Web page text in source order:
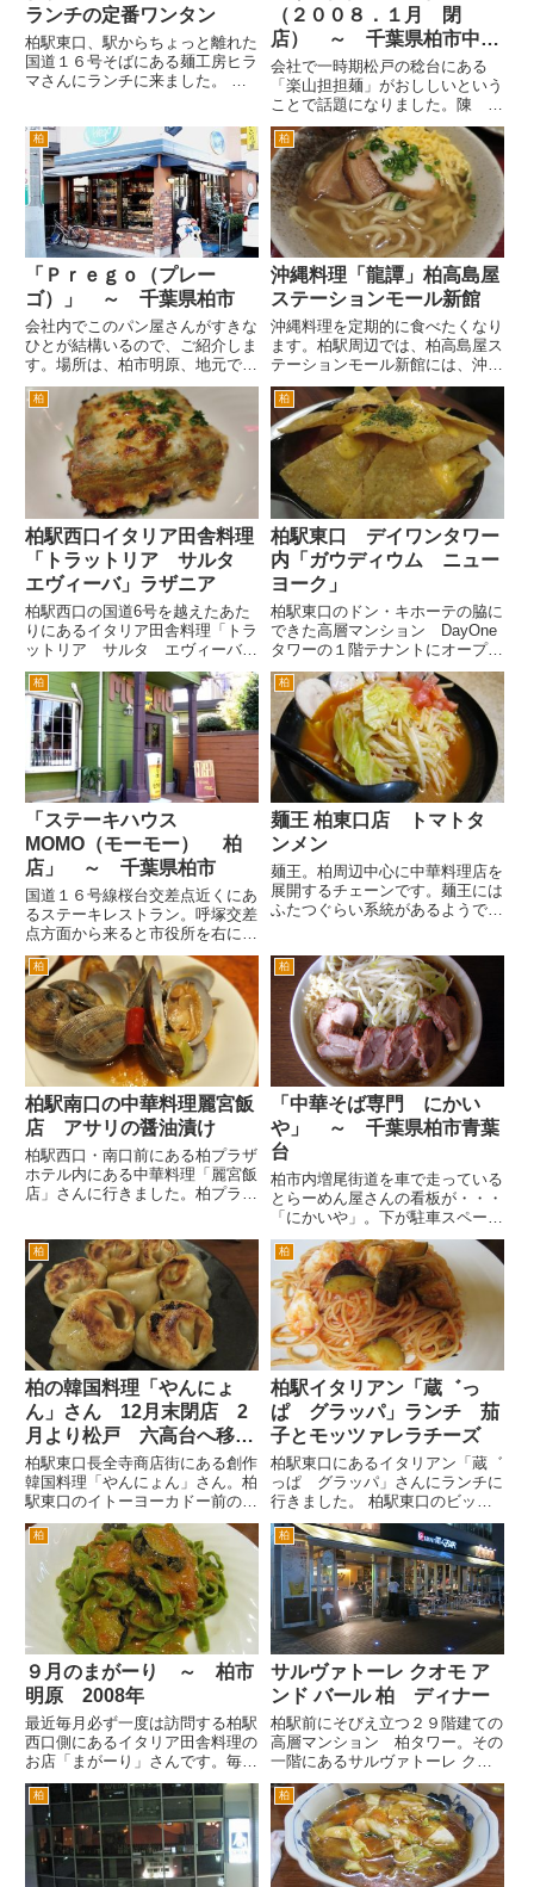
ランチの定番ワンタン
柏駅東口、駅からちょっと離れた
国道１６号そばにある麺工房ヒラ
マさんにランチに来ました。 国
柏メガロスの斜め前あたりです。
道路の角にあり、間口がそんな
に広くないので、車で走ってい...
（２００８．１月 閉
店） ～ 千葉県柏市中新
宿
会社で一時期松戸の稔台にある
「楽山担担麺」がおししいという
ことで話題になりました。陳 健
一氏のお店「四川飯店」の担担麺
の味に近いというのが理由でし
た。 そんな中気がつけば南柏の
旧水戸街道沿いにも同名のお店が
出来ました。おそらく市川市の北
総開...
柏
「Ｐｒｅｇｏ（プレー
ゴ）」 ～ 千葉県柏市
会社内でこのパン屋さんがすきな
ひとが結構いるので、ご紹介しま
す。場所は、柏市明原、地元では
気象大学校の通り沿いで通じる場
所です。 国道6号線の旭町交差点
を豊四季方面へ。最初の信号（ガ
ソリンスタンドＪＯＭＯがある）
を左折します。すぐに東武野田...
柏
沖縄料理「龍譚」柏高島屋
ステーションモール新館
沖縄料理を定期的に食べたくなり
ます。柏駅周辺では、柏高島屋ス
テーションモール新館には、沖縄
羅料理専門店「龍潭」がありま
す。他にも沖縄料理のお店はある
のですが、ここの方が比較的喫煙
者が少ない印象なので。 分煙
じゃない居酒屋で、たばこモクモ
ク...
柏
柏駅西口イタリア田舎料理
「トラットリア サルタ
エヴィーバ」ラザニア
柏駅西口の国道6号を越えたあた
りにあるイタリア田舎料理「トラ
ットリア サルタ エヴィーバ」
さんにいきました。 席につく
と、パスタの見本がやってきま
す。つまり、お料理によって要望
があれば使用するパスタをリクエ
ストすることも可能です。 冬な
らで...
柏
柏駅東口 デイワンタワー
内「ガウディウム ニュー
ヨーク」
柏駅東口のドン・キホーテの脇に
できた高層マンション DayOne
タワーの１階テナントにオープン
した「ガウディウム ニューヨー
ク」さんに行きました。 柏地区
初出店の「いきなりステーキ」や
DayOneタワーのできる前の再開
発前に営業していた「珍...
柏
「ステーキハウス
MOMO（モーモー） 柏
店」 ～ 千葉県柏市
国道１６号線桜台交差点近くにあ
るステーキレストラン。呼塚交差
点方面から来ると市役所を右にや
りすごし、しばらく進むと道路が
下り、そして上りになります。上
りきった場所にあるのが桜台の交
差点です。 この右前なんで、こ
の桜台交差点を右折して、すぐ
あ...
柏
麺王 柏東口店 トマトタ
ンメン
麺王。柏周辺中心に中華料理店を
展開するチェーンです。麺王には
ふたつぐらい系統があるようです
りませんが、とりあえず柏駅東口
の麺王に来ました。この店舗の脇
にメニューが出ているの...
柏
柏駅南口の中華料理麗宮飯
店 アサリの醤油漬け
柏駅西口・南口前にある柏プラザ
ホテル内にある中華料理「麗宮飯
店」さんに行きました。柏プラザ
送別会でも何度も来ました。
まずは、ビールです。ここの生ビ
ールは、キリンかアサヒが選べ
ま...
柏
「中華そば専門 にかい
や」 ～ 千葉県柏市青葉
台
柏市内増尾街道を車で走っている
とらーめん屋さんの看板が・・・
「にかいや」。下が駐車スペース
で、二階が店舗というので「にか
いや」・・・なんとも安直なネー
ミング(^^; とかしかおもってお
りませんでした。 が、この店う
わさによるとらーめん二郎系...
柏
柏の韓国料理「やんにょ
ん」さん 12月末閉店 2
月より松戸 六高台へ移転
で開店
柏駅東口長全寺商店街にある創作
韓国料理「やんにょん」さん。柏
駅東口のイトーヨーカドー前の通
り（ハウディモール）をまっすぐ
進み、旧水戸街道を超えてはじめ
ての十字路を左折してすぐ左で
す。 ご主人から突然、12月い
っぱいで柏のこのお店は閉店さ
柏
柏駅イタリアン「蔵゛っ
ぱ グラッパ」ランチ 茄
子とモッツァレラチーズ
柏駅東口にあるイタリアン「蔵゛
っぱ グラッパ」さんにランチに
行きました。 柏駅東口のビック
カメラとそごうの間のサンサン通
りをまっすぐ進んで、旧水戸街道
の信号を横断したら右手です。
巻石堂病院の裏、脇のイメージ
でしょうか。徒歩3分ぐらいで
す...
柏
９月のまがーり ～ 柏市
明原 2008年
最近毎月必ず一度は訪問する柏駅
西口側にあるイタリア田舎料理の
お店「まがーり」さんです。毎
月、パスタやデザートがｌ、何が
出てくるか楽しみなお店です。
ここしばらくは、毎月イタリアの
都市をテーマにして、街や、ひ
と、料理などを紹介したメニュー
があ...
柏
サルヴァトーレ クオモ ア
ンド バール 柏 ディナー
柏駅前にそびえ立つ２９階建ての
高層マンション 柏タワー。その
一階にあるサルヴァトーレ クオ
モ アンド バール柏に行ってきま
した。 柏駅東口スカイプラザ
柏ビルの裏手にあります。柏のラ
ンドマークなのでどこからで見つ
けることが出来る建物です。 ...
柏 柏